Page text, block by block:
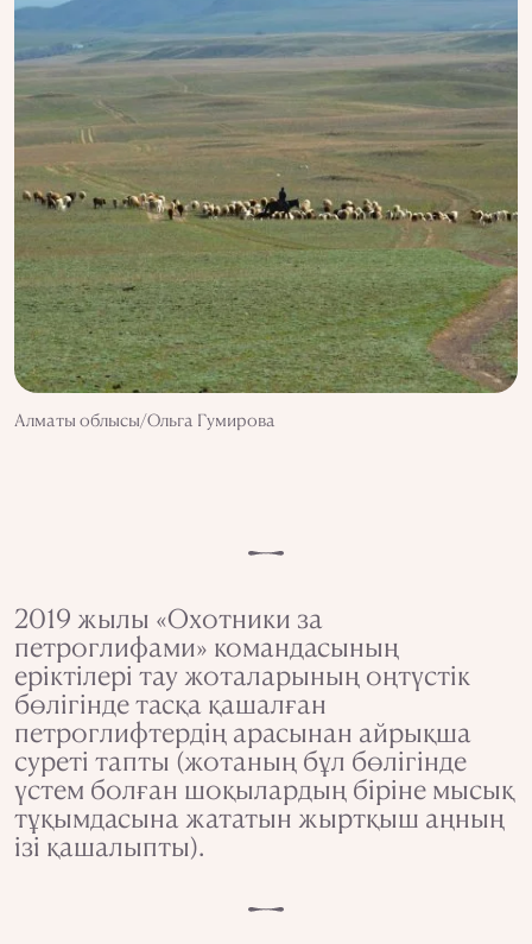
Алматы облысы/Ольга Гумирова
2019 жылы «Охотники за
петроглифами» командасының
еріктілері тау жоталарының оңтүстік
бөлігінде тасқа қашалған
петроглифтердің арасынан айрықша
суреті тапты (жотаның бұл бөлігінде
үстем болған шоқылардың біріне мысық
тұқымдасына жататын жыртқыш аңның
ізі қашалыпты).